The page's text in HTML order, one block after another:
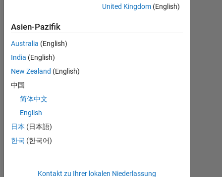
Knowledgeable Level 1
20 Jul 2017
Thankful Level 3
20 Jul 2017
United Kingdom (English)
Asien-Pazifik
Australia (English)
India (English)
New Zealand (English)
中国
简体中文
English
日本 (日本語)
한국 (한국어)
Kontakt zu Ihrer lokalen Niederlassung